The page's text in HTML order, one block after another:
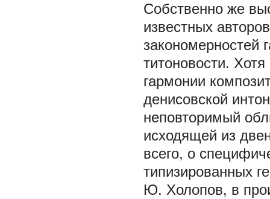
Собственно же
известных
закономерностей
титоновости.
гармонии
денисовской
неповторимый
исходящей из
всего, о
типизированных
Ю. Холопов, в